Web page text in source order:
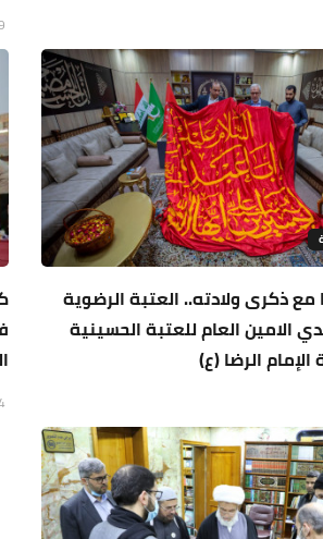
مع ذكرى ولادته.. العتبة الرضوية
الامين العام للعتبة الحسينية
الرضا (ع)